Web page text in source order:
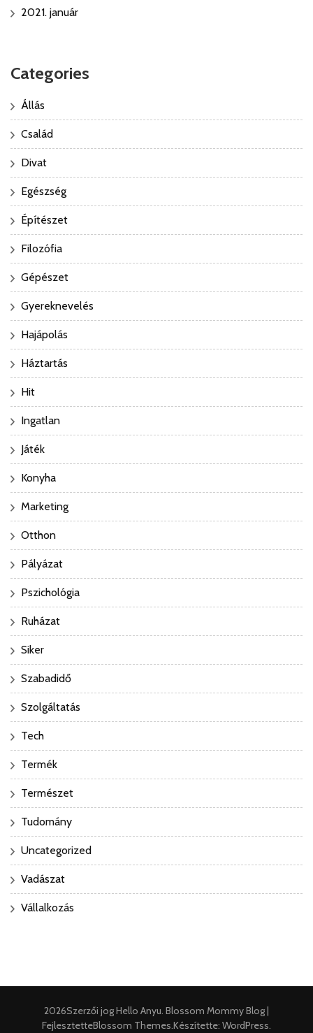
2021. január
Categories
Állás
Család
Divat
Egészség
Építészet
Filozófia
Gépészet
Gyereknevelés
Hajápolás
Háztartás
Hit
Ingatlan
Játék
Konyha
Marketing
Otthon
Pályázat
Pszichológia
Ruházat
Siker
Szabadidő
Szolgáltatás
Tech
Termék
Természet
Tudomány
Uncategorized
Vadászat
Vállalkozás
2026Szerzői jogHello Anyu. Blossom Mommy Blog |
FejlesztetteBlossom Themes.Készítette: WordPress.